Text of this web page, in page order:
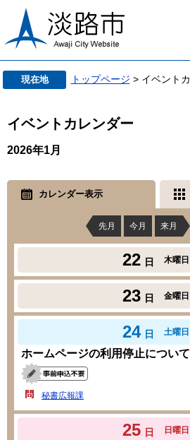
現在地 トップページ > イベント
イベントカレンダー
2026年1月
カレンダー表示
先月 今月 来月
22 日 木曜日
23 日 金曜日
24 日 土曜日
ホームページの利用停止について
秘書広報課
25 日 日曜日